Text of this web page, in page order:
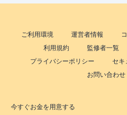
ご利用環境 運営者情報
利用規約
監修者一覧
プライバシーポリシー
セキ
お問い合わせ
今すぐお金を用意する